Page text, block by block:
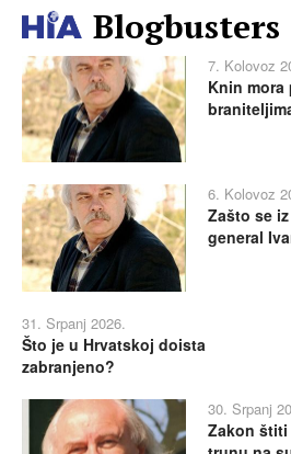
Blogbusters
7. Kolovoz
Knin mora
6. Kolovoz
Zašto se
general
31. Srpanj 2026.
Što je u Hrvatskoj doista
zabranjeno?
30. Srpanj
Zakon